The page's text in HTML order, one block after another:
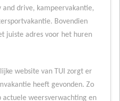
drive, kampeervakantie,
Bovendien
juiste adres voor het huren
website van TUI zorgt er
heeft gevonden. Zo
actuele weersverwachting en